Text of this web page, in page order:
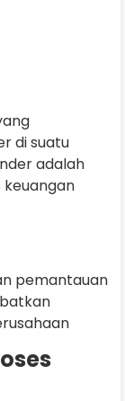
di suatu
adalah
pemantauan